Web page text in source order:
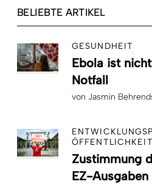
BELIEBTE ARTIKEL
GESUNDHEIT
Ebola ist
Notfall
von Jasmin
ÖFFENTLICHKEIT
Zustimmung
EZ-